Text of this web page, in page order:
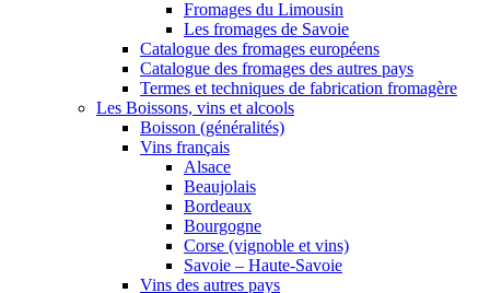
Fromages du Limousin
Les fromages de Savoie
Catalogue des fromages européens
Catalogue des fromages des autres pays
Termes et techniques de fabrication fromagère
Les Boissons, vins et alcools
Boisson (généralités)
Vins français
Alsace
Beaujolais
Bordeaux
Bourgogne
Corse (vignoble et vins)
Savoie – Haute-Savoie
Vins des autres pays